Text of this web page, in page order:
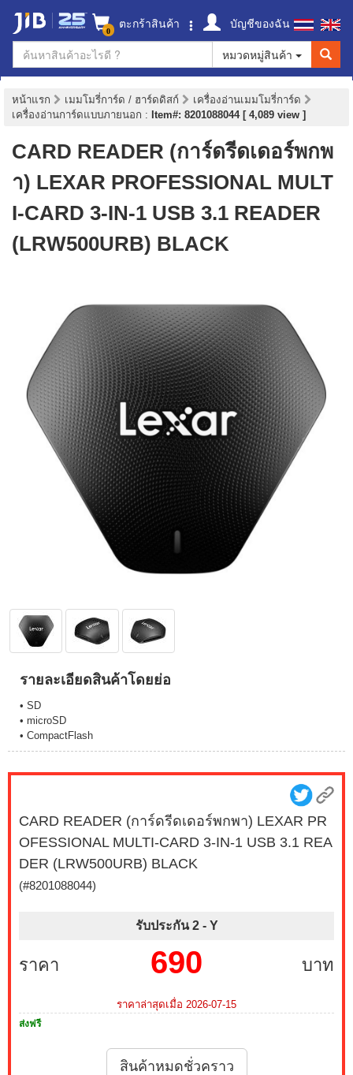
0 ตะกร้าสินค้า
บัญชีของฉัน
หมวดหมู่สินค้า
หน้าแรก เมมโมรี่การ์ด / ฮาร์ดดิสก์
เครื่องอ่านเมมโมรี่การ์ด
เครื่องอ่านการ์ดแบบภายนอก : Item#: 8201088044 [ 4,089 view ]
CARD READER (การ์ดรีดเดอร์พกพ
า) LEXAR PROFESSIONAL MULT
I-CARD 3-IN-1 USB 3.1 READER
(LRW500URB) BLACK
รายละเอียดสินค้าโดยย่อ
• SD
• microSD
• CompactFlash
CARD READER (การ์ดรีดเดอร์พกพา) LEXAR PR
OFESSIONAL MULTI-CARD 3-IN-1 USB 3.1 REA
DER (LRW500URB) BLACK
(#8201088044)
รับประกัน 2 - Y
ราคา บาท
690
ราคาล่าสุดเมื่อ 2026-07-15
ส่งฟรี
สินค้าหมดชั่วคราว